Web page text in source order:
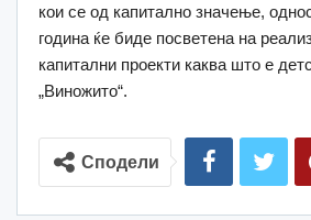
кои се од капитално значење,
година ќе биде посветена на
капитални проекти каква што е
„Виножито“.
Сподели